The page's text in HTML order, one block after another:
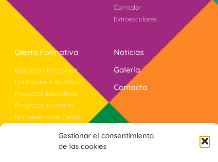
Gestionar el consentimiento
de las cookies
Comedor
Extraescolares
Oferta Formativa
Educación Emocional
Finalidades Educativas
Proyectos Educativos
Proyectos en Infantil
Documentos de Centro
Noticias
Galería
Contacto